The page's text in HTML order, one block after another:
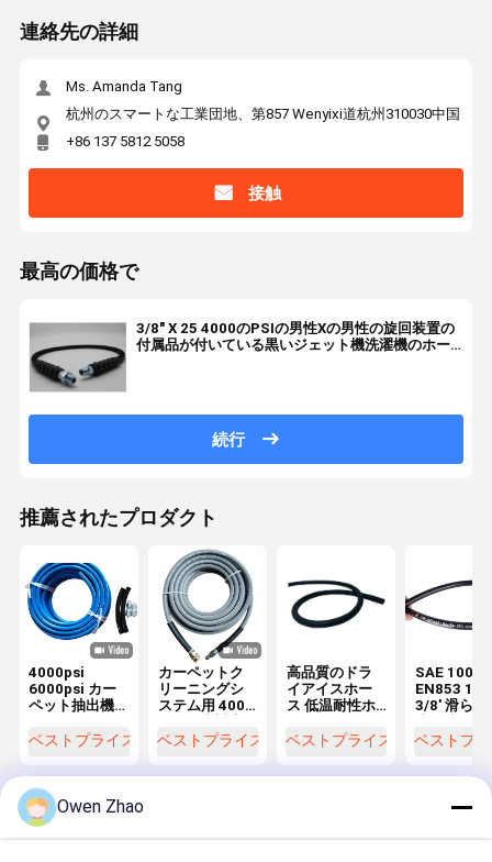
連絡先の詳細
Ms. Amanda Tang
杭州のスマートな工業団地、第857 Wenyixi道杭州310030中国
+86 137 5812 5058
接触
最高の価格で
3/8" X 25 4000のPSIの男性Xの男性の旋回装置の
付属品が付いている黒いジェット機洗濯機のホー
続行
推薦されたプロダクト
4000psi
6000psi カー
ペット抽出機
ックカップラ
掃ホース
ベストプライス
カーペットク
リーニングシ
ステム用 4000
高圧洗浄機ホ
ベストプライス
高品質のドラ
イアイスホー
ス 低温耐性ホ
ベストプライス
SAE
EN853
3/8' 滑らか
ス組成
ベストプ
Owen Zhao